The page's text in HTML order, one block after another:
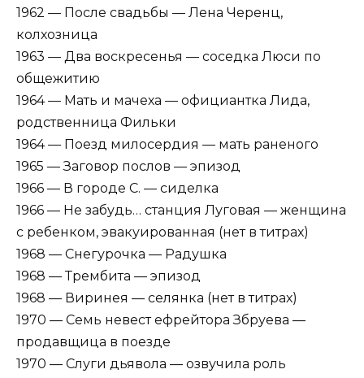
1962 — После свадьбы — Лена Черенц,
колхозница
1963 — Два воскресенья — соседка Люси по
общежитию
1964 — Мать и мачеха — официантка Лида,
родственница Фильки
1964 — Поезд милосердия — мать раненого
1965 — Заговор послов — эпизод
1966 — В городе С. — сиделка
1966 — Не забудь… станция Луговая — женщина
с ребенком, эвакуированная (нет в титрах)
1968 — Снегурочка — Радушка
1968 — Трембита — эпизод
1968 — Виринея — селянка (нет в титрах)
1970 — Семь невест ефрейтора Збруева —
продавщица в поезде
1970 — Слуги дьявола — озвучила роль